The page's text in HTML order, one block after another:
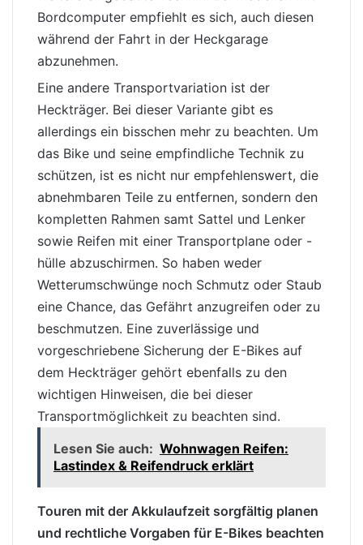
Bordcomputer empfiehlt es sich, auch diesen
während der Fahrt in der Heckgarage
abzunehmen.
Eine andere Transportvariation ist der
Heckträger. Bei dieser Variante gibt es
allerdings ein bisschen mehr zu beachten. Um
das Bike und seine empfindliche Technik zu
schützen, ist es nicht nur empfehlenswert, die
abnehmbaren Teile zu entfernen, sondern den
kompletten Rahmen samt Sattel und Lenker
sowie Reifen mit einer Transportplane oder -
hülle abzuschirmen. So haben weder
Wetterumschwünge noch Schmutz oder Staub
eine Chance, das Gefährt anzugreifen oder zu
beschmutzen. Eine zuverlässige und
vorgeschriebene Sicherung der E-Bikes auf
dem Heckträger gehört ebenfalls zu den
wichtigen Hinweisen, die bei dieser
Transportmöglichkeit zu beachten sind.
Lesen Sie auch: Wohnwagen Reifen:
Lastindex & Reifendruck erklärt
Touren mit der Akkulaufzeit sorgfältig planen
und rechtliche Vorgaben für E-Bikes beachten